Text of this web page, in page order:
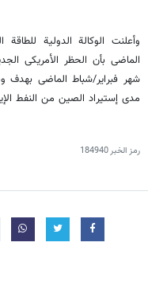
وأعلنت الوکالة الدولیة
الماضی بأن الحظر الأمریکی
شهر فبرایر/شباط الماضی بهدف
مدی إستیراد الصین من النفط
رمز الخبر184940